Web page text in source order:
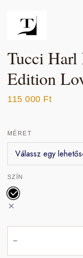
Tucci
Edition
115 000 Ft
MÉRET
SZÍN